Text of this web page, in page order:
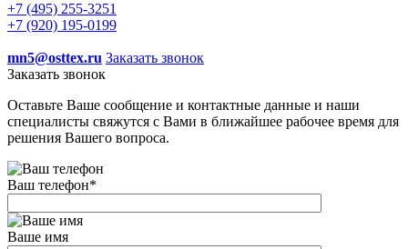
+7 (495) 255-3251
+7 (920) 195-0199
mn5@osttex.ru Заказать звонок
Заказать звонок
Оставьте Ваше сообщение и контактные данные и наши
специалисты свяжутся с Вами в ближайшее рабочее время для
решения Вашего вопроса.
Ваш телефон*
Ваше имя